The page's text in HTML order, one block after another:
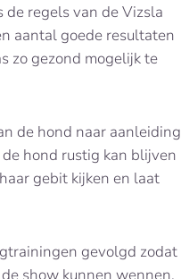
regels van de Vizsla
aantal goede resultaten
zo gezond mogelijk te
de hond naar aanleiding
hond rustig kan blijven
gebit kijken en laat
gevolgd zodat
show kunnen wennen.